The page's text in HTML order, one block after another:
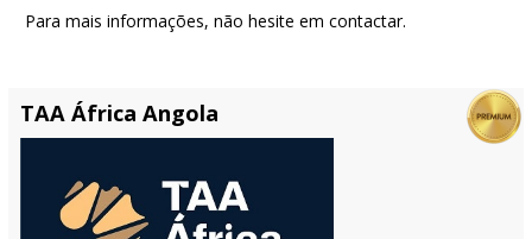
Para mais informações, não hesite em contactar.
TAA África Angola